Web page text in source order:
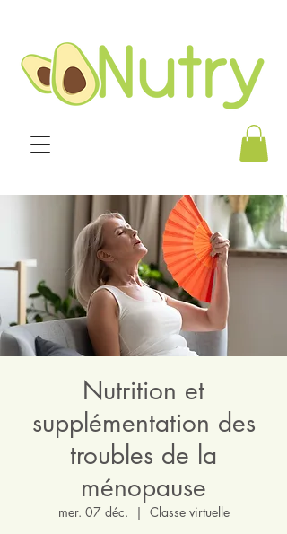
Nutrition et
supplémentation des
troubles de la
ménopause
mer. 07 déc.
  |
Classe virtuelle